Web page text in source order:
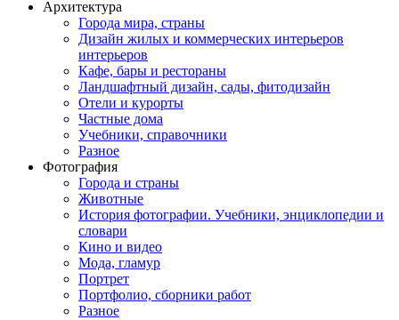
Архитектура
Города мира, страны
Дизайн жилых и коммерческих интерьеров
интерьеров
Кафе, бары и рестораны
Ландшафтный дизайн, сады, фитодизайн
Отели и курорты
Частные дома
Учебники, справочники
Разное
Фотография
Города и страны
Животные
История фотографии. Учебники, энциклопедии и
словари
Кино и видео
Мода, гламур
Портрет
Портфолио, сборники работ
Разное